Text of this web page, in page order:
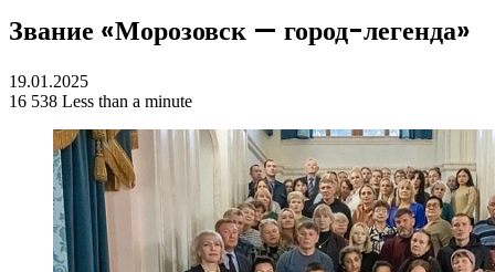
for
Звание «Морозовск — город-легенда»
19.01.2025
16 538 Less than a minute